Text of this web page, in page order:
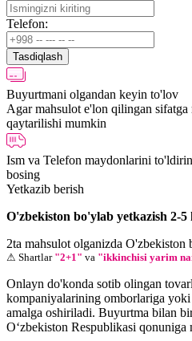
Telefon:
Tasdiqlash
Buyurtmani olgandan keyin to'lov
Agar mahsulot e'lon qilingan sifatga
qaytarilishi mumkin
Ism va Telefon maydonlarini
bosing
Yetkazib berish
O'zbekiston bo'ylab yetkazish 2-5
2ta mahsulot olganizda
⚠ Shartlar "2+1" va "ikkinchisi yarim
Onlayn do'konda sotib olingan
kompaniyalarining omborlariga
amalga oshiriladi. Buyurtma bilan
O‘zbekiston Respublikasi